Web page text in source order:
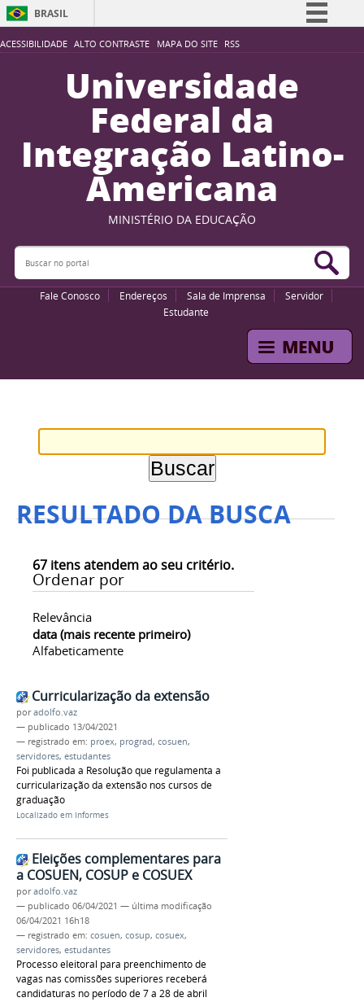
ACESSIBILIDADE ALTO CONTRASTE MAPA DO SITE RSS
BRASIL
Simplifique!
Participe
Acesso à informação
Legislação
Canais
Universidade
Federal da
Integração Latino-
Americana
MINISTÉRIO DA EDUCAÇÃO
Buscar no portal
Fale Conosco Endereços Sala de Imprensa
Servidor
Estudante
RESULTADO DA BUSCA
67 itens atendem ao seu critério.
Ordenar por
Relevância
data (mais recente primeiro)
Alfabeticamente
Curricularização da extensão
poradolfo.vaz
— publicado 13/04/2021
— registrado em: proex, prograd, cosuen,
servidores, estudantes
Foi publicada a Resolução que regulamenta a
curricularização da extensão nos cursos de
graduação
Localizado em Informes
Eleições complementares para
a COSUEN, COSUP e COSUEX
poradolfo.vaz
— publicado 06/04/2021 — última modificação
06/04/2021 16h18
— registrado em: cosuen, cosup, cosuex,
servidores, estudantes
Processo eleitoral para preenchimento de
vagas nas comissões superiores receberá
candidaturas no período de 7 a 28 de abril